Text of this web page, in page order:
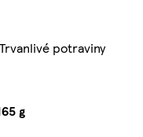
Trvanlivé potraviny
g